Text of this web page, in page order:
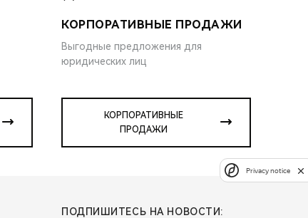
КОРПОРАТИВНЫЕ ПРОДАЖИ
Выгодные предложения для
юридических лиц
КОРПОРАТИВНЫЕ
ПРОДАЖИ
ПОДПИШИТЕСЬ НА НОВОСТИ:
Privacy notice